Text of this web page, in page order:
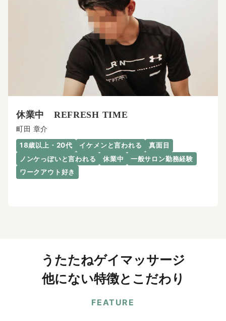
休業中 REFRESH TIME
町田 章介
18歳以上・20代 イケメンと言われる
真面目
ノンケっぽいと言われる
休業中
一般サロン勤務経験
ワークアウト好き
うたたねゲイマッサージ
他にない特徴とこだわり
FEATURE